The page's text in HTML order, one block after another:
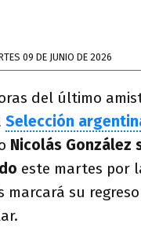
09 DE JUNIO DE 2026
del último
Selección
Nicolás
este martes por
marcará su